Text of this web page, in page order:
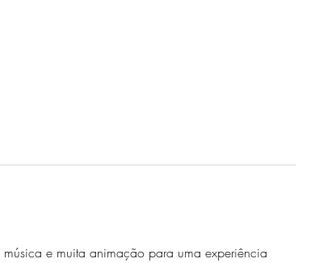
música e muita animação para uma experiência